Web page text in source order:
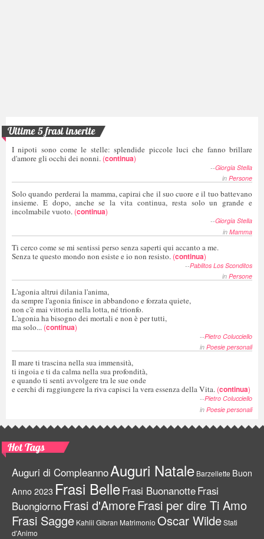
Ultime 5 frasi inserite
I nipoti sono come le stelle: splendide piccole luci che fanno brillare
d'amore gli occhi dei nonni. (continua)
--Giorgia Stella
in Persone
Solo quando perderai la mamma, capirai che il suo cuore e il tuo battevano
insieme. E dopo, anche se la vita continua, resta solo un grande e
incolmabile vuoto. (continua)
--Giorgia Stella
in Mamma
Ti cerco come se mi sentissi perso senza saperti qui accanto a me.
Senza te questo mondo non esiste e io non resisto. (continua)
--Pablitos Los Sconditos
in Persone
L'agonia altrui dilania l'anima,
da sempre l'agonia finisce in abbandono e forzata quiete,
non c'è mai vittoria nella lotta, né trionfo.
L'agonia ha bisogno dei mortali e non è per tutti,
ma solo... (continua)
--Pietro Colucciello
in Poesie personali
Il mare ti trascina nella sua immensità,
ti ingoia e ti da calma nella sua profondità,
e quando ti senti avvolgere tra le sue onde
e cerchi di raggiungere la riva capisci la vera essenza della Vita. (continua)
--Pietro Colucciello
in Poesie personali
Hot Tags
Auguri di CompleannoAuguri Natale Barzellette Buon
Anno 2023 Frasi BelleFrasi BuonanotteFrasi
BuongiornoFrasi d'AmoreFrasi per dire Ti Amo
Frasi Sagge Kahlil Gibran Matrimonio Oscar WildeStati
d'Animo